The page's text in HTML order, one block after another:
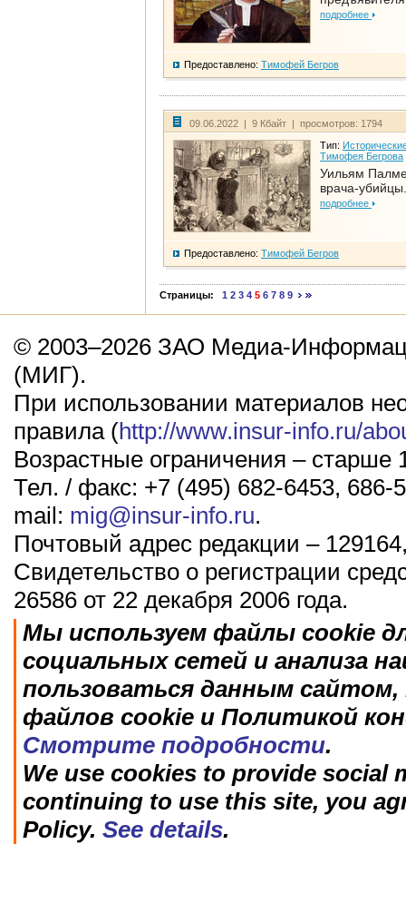
подробнее
Предоставлено: Тимофей Бегров
09.06.2022 | 9 Кбайт | просмотров: 1794
Тип:
Тимофея Бегрова
Уильям
врача-
подробнее
Предоставлено: Тимофей Бегров
Страницы: 1 2 3 4 5 6 7 8 9
© 2003–2026 ЗАО Медиа-
(МИГ).
При использовании материалов
правила (http://www.insur-info.ru/
Возрастные ограничения – старше
Тел. / факс: +7 (495) 682-6453, 686-
mail: mig@insur-info.ru.
Почтовый адрес редакции –
Свидетельство о регистрации
26586 от 22 декабря 2006 года.
Мы используем файлы cookie
социальных сетей и анализа
пользоваться данным
файлов cookie и Политикой
Смотрите подробности.
We use cookies to provide social
continuing to use this site, you
Policy. See details.